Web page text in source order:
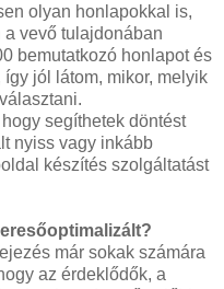
olyan honlapokkal is,
vevő tulajdonában
bemutatkozó honlapot és
jól látom, mikor, melyik
segíthetek döntést
nyiss vagy inkább
készítés szolgáltatást
már sokak számára
az érdeklődők, a